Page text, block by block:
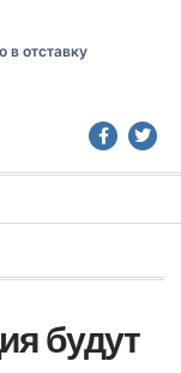
в отставку
будут